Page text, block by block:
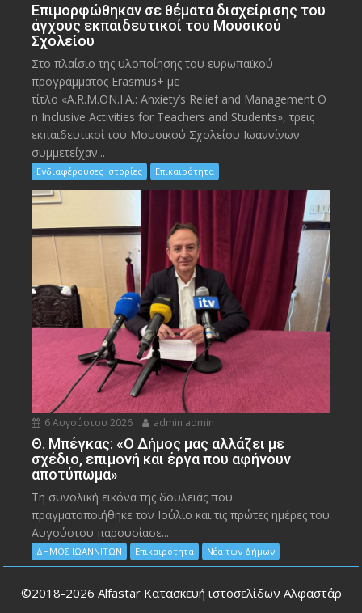
Eπιμορφώθηκαν σε θέματα διαχείρισης του
άγχους εκπαιδευτικοί του Μουσικού
Σχολείου
Στο πλαίσιο της υλοποίησης του ευρωπαϊκού
προγράμματος Erasmus+ με
τίτλο «A.R.M.ON.I.A.: Anxiety’s Relief and Management O
n Inclusive Activities for Teachers and Students», τρεις
εκπαιδευτικοί του Μουσικού Σχολείου Ιωαννίνων
συμμετείχαν...
Ενδιαφέρουσες Ιστορίες Επικαιρότητα
6 Αυγούστου 2026 admin admin
Θ. Μπέγκας: «Ο Δήμος μας αλλάζει με
σχέδιο, επιμονή και έργα που αφήνουν
αποτύπωμα»
Τη συνολική εικόνα της δουλειάς που
πραγματοποιήθηκε τον Ιούλιο και τις πρώτες ημέρες του
Αυγούστου παρουσίασε...
ΔΗΜΟΣ ΙΩΑΝΝΙΤΩΝ Επικαιρότητα Νέα των Δήμων
©2018-2026 Alfastar Κατασκευή ιστοσελίδων Αλφαστάρ